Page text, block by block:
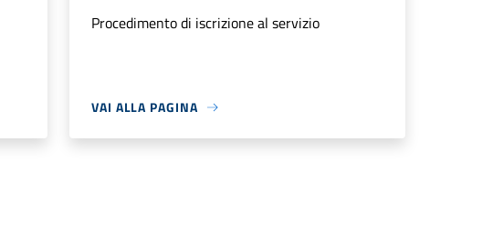
Procedimento di iscrizione al servizio
VAI ALLA PAGINA